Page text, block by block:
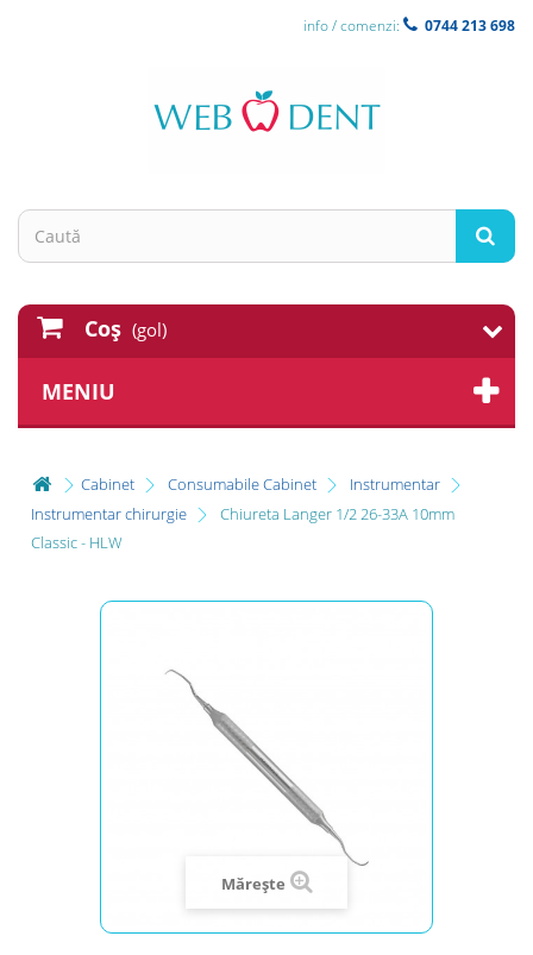
info / comenzi: 0744 213 698
Coş (gol)
MENIU
Cabinet Consumabile Cabinet
Instrumentar
Instrumentar chirurgie
Chiureta Langer 1/2 26-33A 10mm
Classic - HLW
Mărește